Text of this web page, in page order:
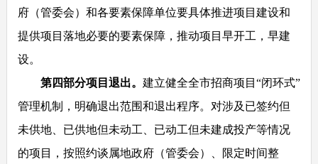
府（管委会）和各要素保障单位要具体推进项目建设和
提供项目落地必要的要素保障，推动项目早开工，早建
设。
第四部分项目退出。 建立健全全市招商项目“闭环式”
管理机制，明确退出范围和退出程序。对涉及已签约但
未供地、已供地但未动工、已动工但未建成投产等情况
的项目，按照约谈属地政府（管委会）、限定时间整